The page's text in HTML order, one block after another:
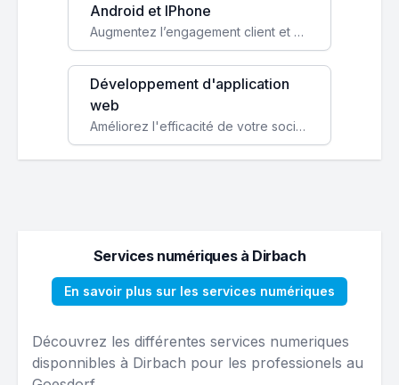
Android et IPhone
Augmentez l’engagement client et simplifiez vos processus avec une application mobile sur mesure, disponible sur iOS et Android.
Développement d'application
web
Améliorez l'efficacité de votre société avec une application web personnalisée accessible partout et tout le temps.
Services numériques à Dirbach
En savoir plus sur les services numériques
Découvrez les différentes services numeriques
disponnibles à Dirbach pour les professionels au